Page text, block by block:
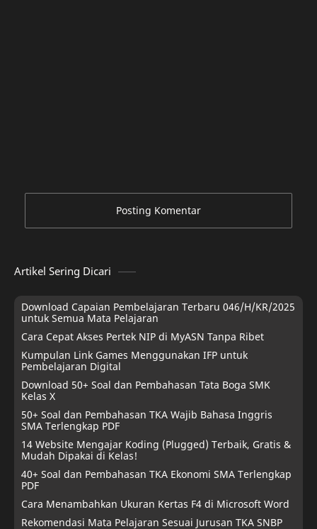
Posting Komentar
Artikel Sering Dicari
Download Capaian Pembelajaran Terbaru 046/H/KR/2025
untuk Semua Mata Pelajaran
Cara Cepat Akses Pertek NIP di MyASN Tanpa Ribet
Kumpulan Link Games Menggunakan IFP untuk
Pembelajaran Digital
Download 50+ Soal dan Pembahasan Tata Boga SMK
Kelas X
50+ Soal dan Pembahasan TKA Wajib Bahasa Inggris
SMA Terlengkap PDF
14 Website Mengajar Koding (Plugged) Terbaik, Gratis &
Mudah Dipakai di Kelas!
40+ Soal dan Pembahasan TKA Ekonomi SMA Terlengkap
PDF
Cara Menambahkan Ukuran Kertas F4 di Microsoft Word
Rekomendasi Mata Pelajaran Sesuai Jurusan TKA SNBP